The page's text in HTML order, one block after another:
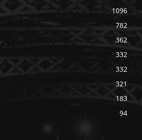
1096
782
362
332
332
321
183
94